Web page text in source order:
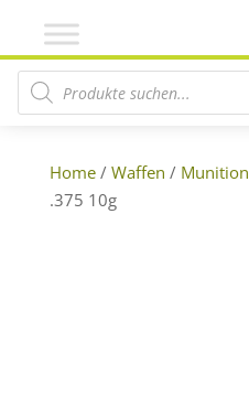
Products search
Home/ Waffen / Munition
.375 10g